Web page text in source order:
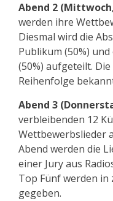
Abend 2
werden ihre
Diesmal wird die
Publikum (50%)
(50%) aufgeteilt.
Reihenfolge
Abend 3
verbleibenden 12
Wettbewerbslieder
Abend werden die
einer Jury aus
Top Fünf werden
gegeben.